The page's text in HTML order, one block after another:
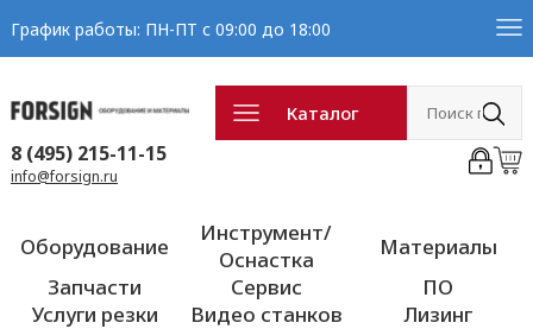
График работы: ПН-ПТ с 09:00 до 18:00
Каталог
8 (495) 215-11-15
info@forsign.ru
Оборудование
Инструмент/
Оснастка
Материалы
Запчасти
Сервис
ПО
Услуги резки
Видео станков Лизинг